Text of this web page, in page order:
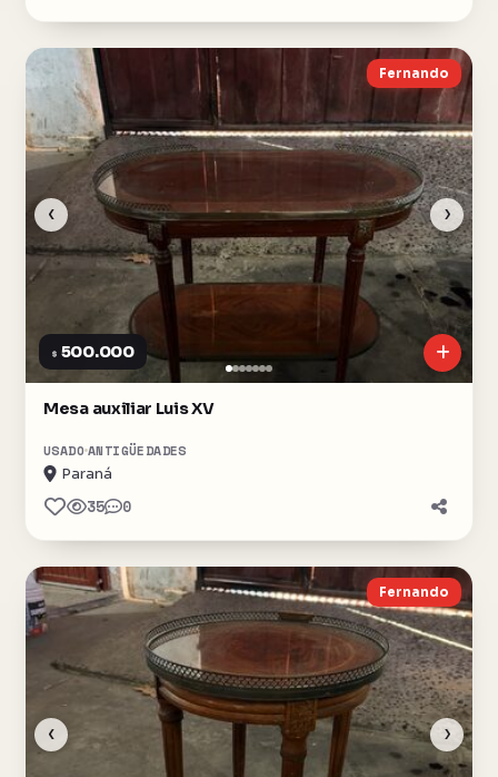
‹ ›
Fernando
$ 500.000
Mesa auxiliar Luis XV
USADO ANTIGÜEDADES
Paraná
35 0
‹ ›
Fernando